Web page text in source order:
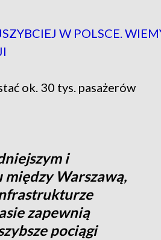
W POLSCE.
ok. 30 tys. pasażerów
i
Warszawą,
zapewnią
pociągi